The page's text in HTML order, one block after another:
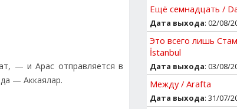
— и Арас отправляется в
— Аккаялар.
Ещё семнадцать /
Дата выхода: 02/08/
Это всего лишь
İstanbul
Дата выхода: 03/08/
Между / Arafta
Дата выхода: 31/07/